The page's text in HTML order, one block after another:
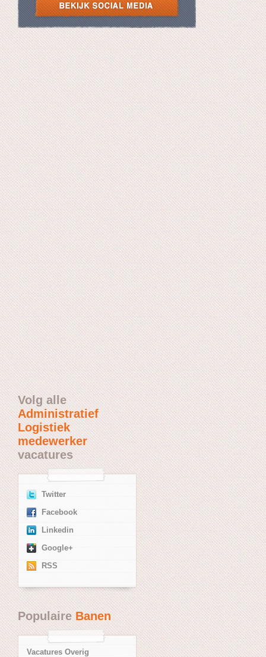
Volg alle
Administratief
Logistiek
medewerker
vacatures
Twitter
Facebook
Linkedin
Google+
RSS
PopulaireBanen
Vacatures Overig